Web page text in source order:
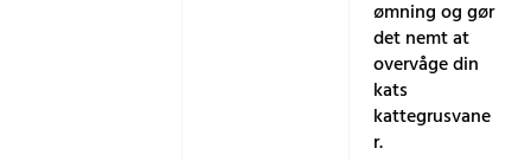
ømning og gør
det nemt at
overvåge din
kats
kattegrusvane
r.